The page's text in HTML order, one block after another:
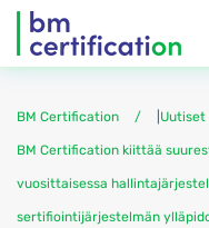
BM Certification Uutiset
BM Certification kiittää
vuosittaisessa
sertifiointijärjestelmän